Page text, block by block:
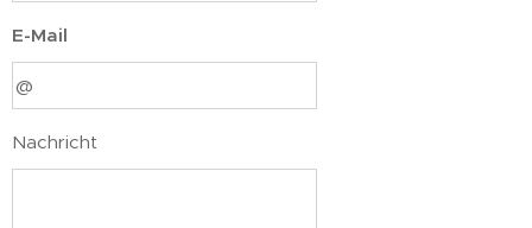
E-Mail
Nachricht